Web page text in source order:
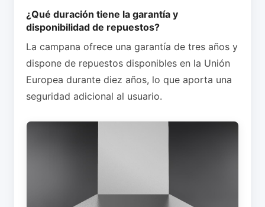
¿Qué duración tiene la garantía y
disponibilidad de repuestos?
La campana ofrece una garantía de tres años y
dispone de repuestos disponibles en la Unión
Europea durante diez años, lo que aporta una
seguridad adicional al usuario.